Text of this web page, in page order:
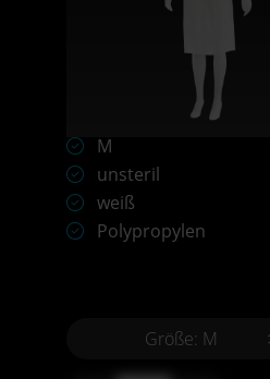
M
unsteril
weiß
Polypropylen
Größe: M